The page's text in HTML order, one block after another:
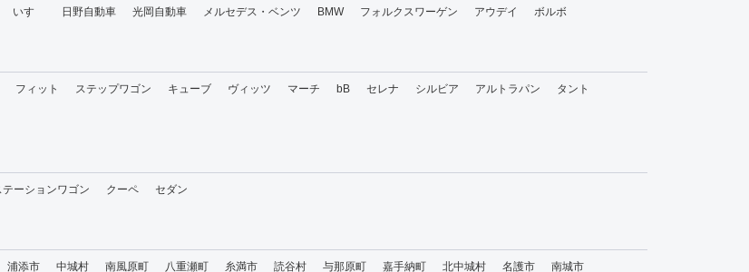
いすゞ 日野自動車 光岡自動車 メルセデス・ベンツ BMW フォルクスワーゲン アウデイ ボルボ
フィット ステップワゴン キューブ ヴィッツ マーチ bB セレナ シルビア アルトラパン
タント
テーションワゴン クーペ セダン
浦添市 中城村 南風原町 八重瀬町 糸満市 読谷村 与那原町 嘉手納町 北中城村 名護市 南城市